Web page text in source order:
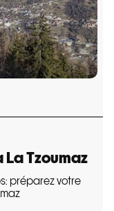
Tzoumaz
préparez votre